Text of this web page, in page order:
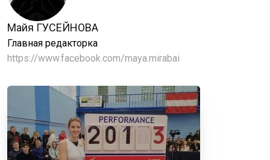
Майя ГУСЕЙНОВА
Главная редакторка
https://www.facebook.com/maya.mirabai